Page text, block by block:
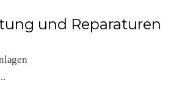
und Reparaturen